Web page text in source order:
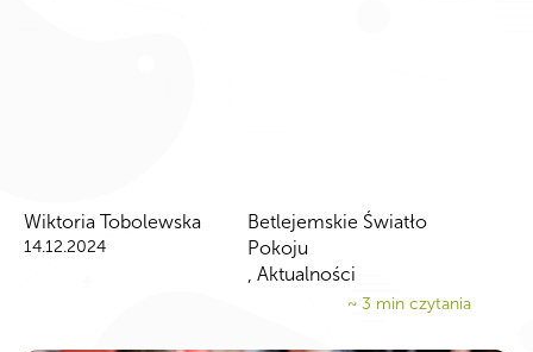
Wiktoria Tobolewska
14.12.2024
Betlejemskie Światło
Pokoju
, Aktualności
~ 3 min czytania